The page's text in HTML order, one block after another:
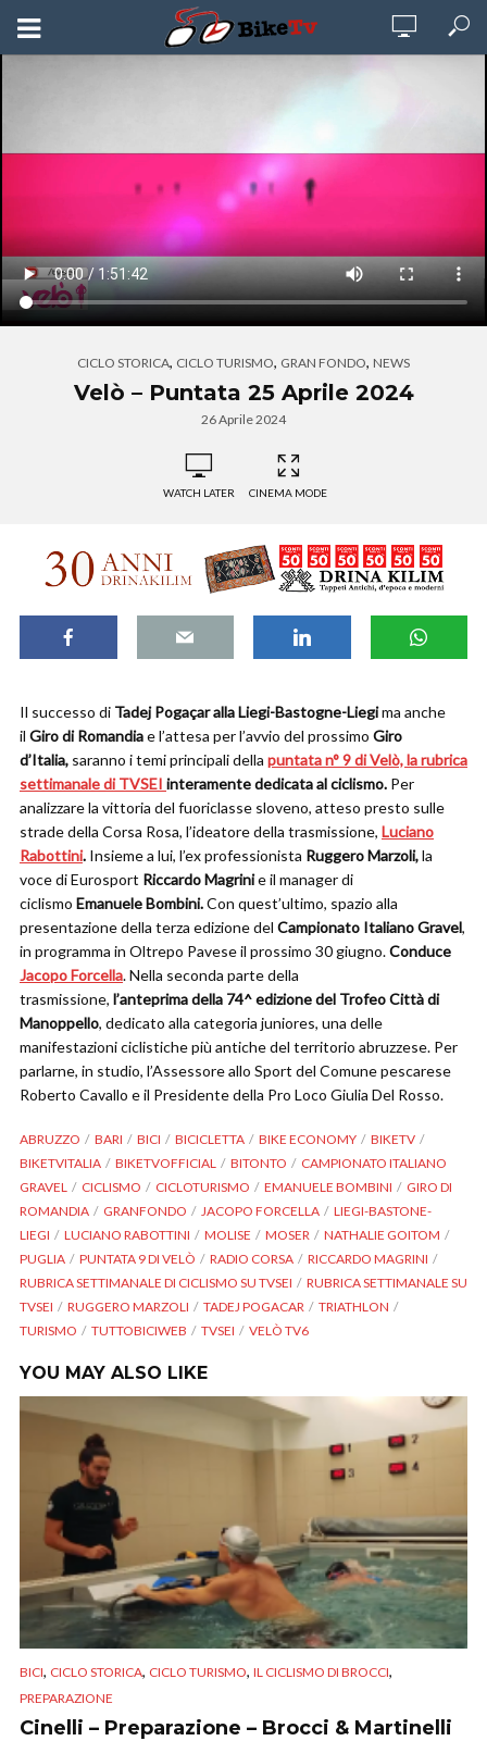
CICLO STORICA, CICLO TURISMO, GRAN FONDO, NEWS
Velò – Puntata 25 Aprile 2024
26 Aprile 2024
WATCH LATER CINEMA MODE
Il successo di Tadej Pogaçar alla Liegi-Bastogne-Liegima anche
il Giro di Romandiae l’attesa per l’avvio del prossimo Giro
d’Italia, saranno i temi principali della puntata n° 9 di Velò, la rubrica
settimanale di TVSEI interamente dedicata al ciclismo. Per
analizzare la vittoria del fuoriclasse sloveno, atteso presto sulle
strade della Corsa Rosa, l’ideatore della trasmissione, Luciano
Rabottini. Insieme a lui, l’ex professionista Ruggero Marzoli,la
voce di Eurosport Riccardo Magrinie il manager di
ciclismo Emanuele Bombini.Con quest’ultimo, spazio alla
presentazione della terza edizione del Campionato Italiano Gravel,
in programma in Oltrepo Pavese il prossimo 30 giugno.Conduce
Jacopo Forcella. Nella seconda parte della
trasmissione, l’anteprima della 74^ edizione del Trofeo Città di
Manoppello, dedicato alla categoria juniores, una delle
manifestazioni ciclistiche più antiche del territorio abruzzese. Per
parlarne, in studio, l’Assessore allo Sport del Comune pescarese
Roberto Cavallo e il Presidente della Pro Loco Giulia Del Rosso.
ABRUZZO BARI BICI BICICLETTA BIKE ECONOMY
BIKETV
BIKETVITALIA
BIKETVOFFICIAL BITONTO
CAMPIONATO ITALIANO
GRAVEL
CICLISMO CICLOTURISMO EMANUELE BOMBINI
GIRO DI
ROMANDIA
GRANFONDO JACOPO FORCELLA
LIEGI-BASTONE-
LIEGI
LUCIANO RABOTTINI MOLISE MOSER
NATHALIE GOITOM
PUGLIA
PUNTATA 9 DI VELÒ RADIO CORSA
RICCARDO MAGRINI
RUBRICA SETTIMANALE DI CICLISMO SU TVSEI
RUBRICA SETTIMANALE SU
TVSEI
RUGGERO MARZOLI TADEJ POGACAR
TRIATHLON
TURISMO
TUTTOBICIWEB TVSEI VELÒ TV6
YOU MAY ALSO LIKE
BICI, CICLO STORICA, CICLO TURISMO, IL CICLISMO DI BROCCI,
PREPARAZIONE
Cinelli – Preparazione – Brocci & Martinelli